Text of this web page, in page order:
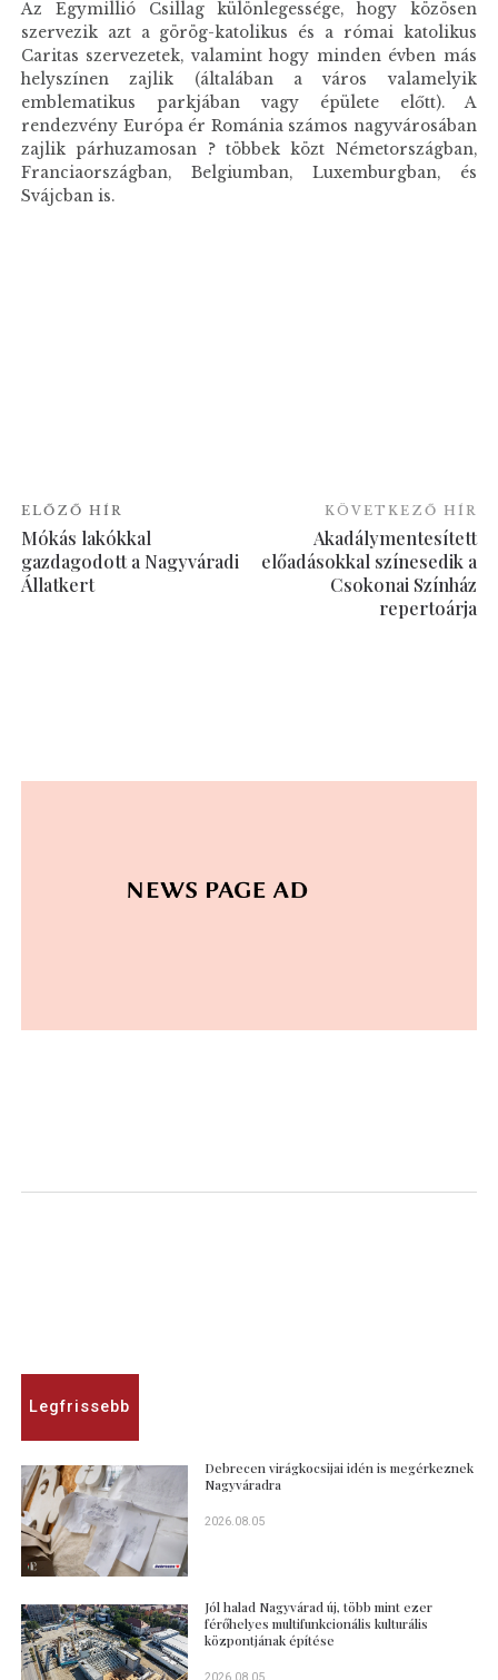
Az Egymillió Csillag különlegessége, hogy közösen
szervezik azt a görög-katolikus és a római katolikus
Caritas szervezetek, valamint hogy minden évben más
helyszínen zajlik (általában a város valamelyik
emblematikus parkjában vagy épülete előtt). A
rendezvény Európa ér Románia számos nagyvárosában
zajlik párhuzamosan ? többek közt Németországban,
Franciaországban, Belgiumban, Luxemburgban, és
Svájcban is.
ELŐZŐ HÍR
Mókás lakókkal
gazdagodott a Nagyváradi
Állatkert
KÖVETKEZŐ HÍR
Akadálymentesített
előadásokkal színesedik a
Csokonai Színház
repertoárja
Legfrissebb
Debrecen virágkocsijai idén is megérkeznek
Nagyváradra
2026.08.05
Jól halad Nagyvárad új, több mint ezer
férőhelyes multifunkcionális kulturális
központjának építése